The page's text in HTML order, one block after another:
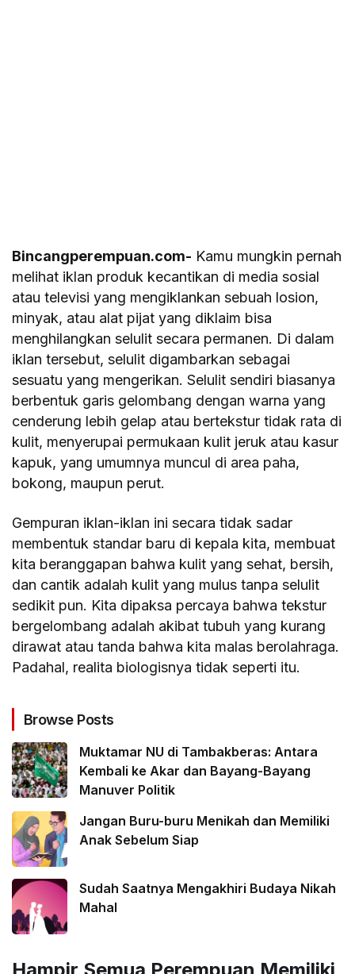
Bincangperempuan.com- Kamu mungkin pernah
melihat iklan produk kecantikan di media sosial
atau televisi yang mengiklankan sebuah losion,
minyak, atau alat pijat yang diklaim bisa
menghilangkan selulit secara permanen. Di dalam
iklan tersebut, selulit digambarkan sebagai
sesuatu yang mengerikan. Selulit sendiri biasanya
berbentuk garis gelombang dengan warna yang
cenderung lebih gelap atau bertekstur tidak rata di
kulit, menyerupai permukaan kulit jeruk atau kasur
kapuk, yang umumnya muncul di area paha,
bokong, maupun perut.
Gempuran iklan-iklan ini secara tidak sadar
membentuk standar baru di kepala kita, membuat
kita beranggapan bahwa kulit yang sehat, bersih,
dan cantik adalah kulit yang mulus tanpa selulit
sedikit pun. Kita dipaksa percaya bahwa tekstur
bergelombang adalah akibat tubuh yang kurang
dirawat atau tanda bahwa kita malas berolahraga.
Padahal, realita biologisnya tidak seperti itu.
Browse Posts
Muktamar NU di Tambakberas: Antara
Kembali ke Akar dan Bayang-Bayang
Manuver Politik
Jangan Buru-buru Menikah dan Memiliki
Anak Sebelum Siap
Sudah Saatnya Mengakhiri Budaya Nikah
Mahal
Hampir Semua Perempuan Memiliki